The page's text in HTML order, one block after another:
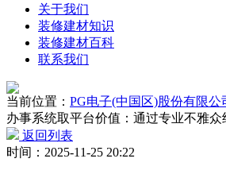
关于我们
装修建材知识
装修建材百科
联系我们
当前位置： PG电子(中国区)股份有限公
办事系统取平台价值：通过专业不雅众
返回列表
时间：2025-11-25 20:22